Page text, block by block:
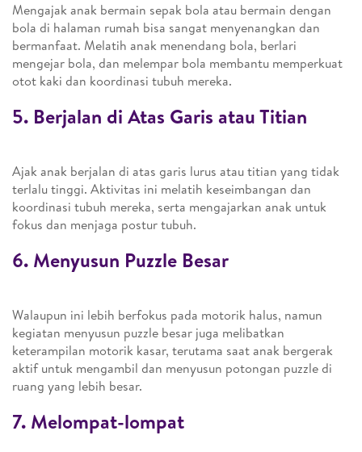
Mengajak anak bermain sepak bola atau bermain dengan
bola di halaman rumah bisa sangat menyenangkan dan
bermanfaat. Melatih anak menendang bola, berlari
mengejar bola, dan melempar bola membantu memperkuat
otot kaki dan koordinasi tubuh mereka.
5. Berjalan di Atas Garis atau Titian
Ajak anak berjalan di atas garis lurus atau titian yang tidak
terlalu tinggi. Aktivitas ini melatih keseimbangan dan
koordinasi tubuh mereka, serta mengajarkan anak untuk
fokus dan menjaga postur tubuh.
6. Menyusun Puzzle Besar
Walaupun ini lebih berfokus pada motorik halus, namun
kegiatan menyusun puzzle besar juga melibatkan
keterampilan motorik kasar, terutama saat anak bergerak
aktif untuk mengambil dan menyusun potongan puzzle di
ruang yang lebih besar.
7. Melompat-lompat